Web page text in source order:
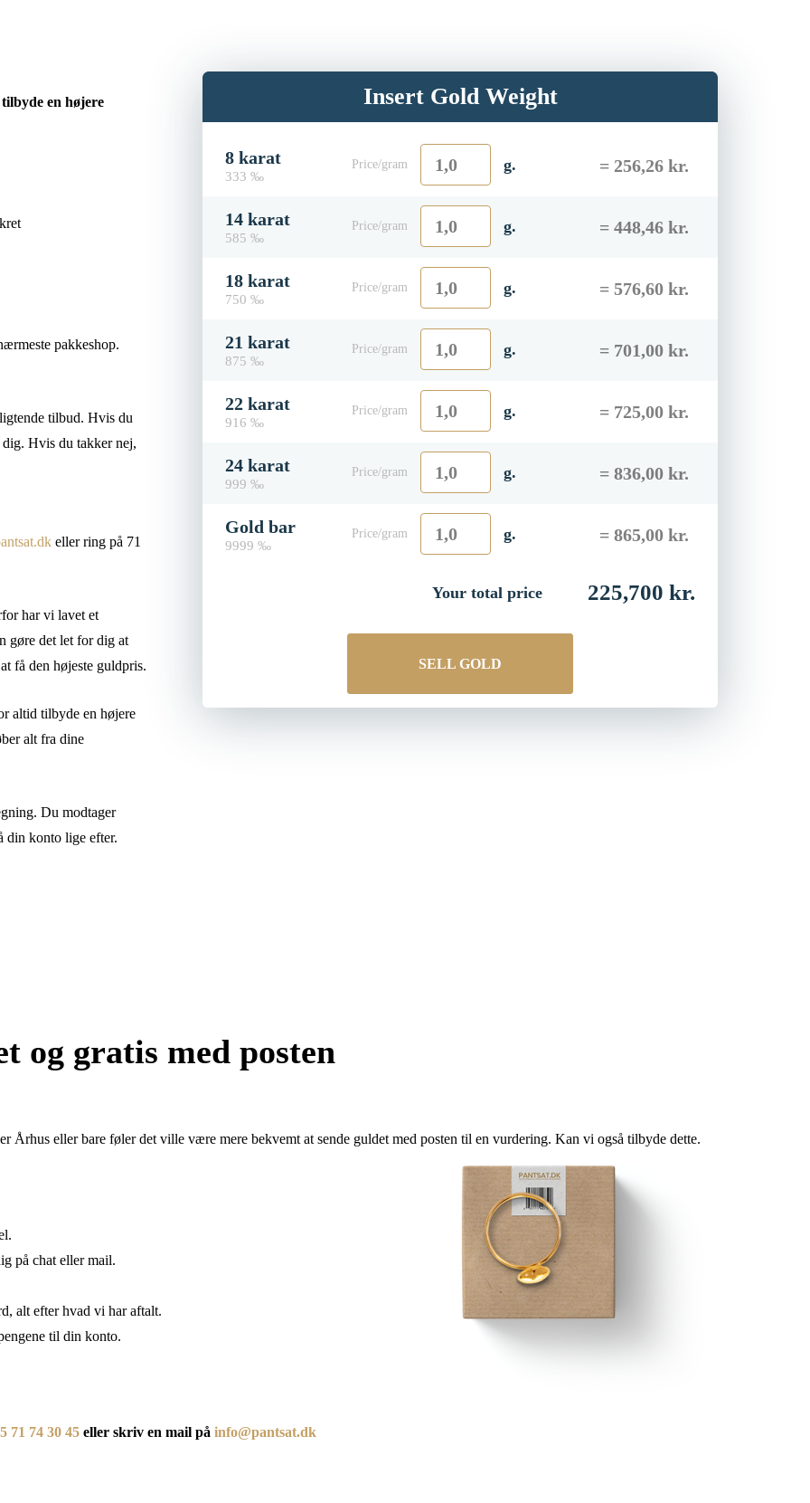
en højere
pakkeshop.
tilbud. Hvis du
dig. Hvis du takker nej,
eller ring på 71
har vi lavet et
gøre det let for dig at
få den højeste guldpris.
altid tilbyde en højere
alt fra dine
Du modtager
din konto lige efter.
Insert Gold Weight
8 karat
333 ‰
Price/gram g.
14 karat
585 ‰
Price/gram g.
18 karat
750 ‰
Price/gram g.
21 karat
875 ‰
Price/gram g.
22 karat
916 ‰
Price/gram g.
24 karat
999 ‰
Price/gram g.
Gold bar
9999 ‰
Price/gram g.
Your total price 225,700 kr.
SELL GOLD
og gratis med posten
eller bare føler det ville være mere bekvemt at sende guldet med posten til en vurdering. Kan vi også tilbyde dette.
på chat eller mail.
alt efter hvad vi har aftalt.
til din konto.
71 74 30 45 eller skriv en mail på info@pantsat.dk